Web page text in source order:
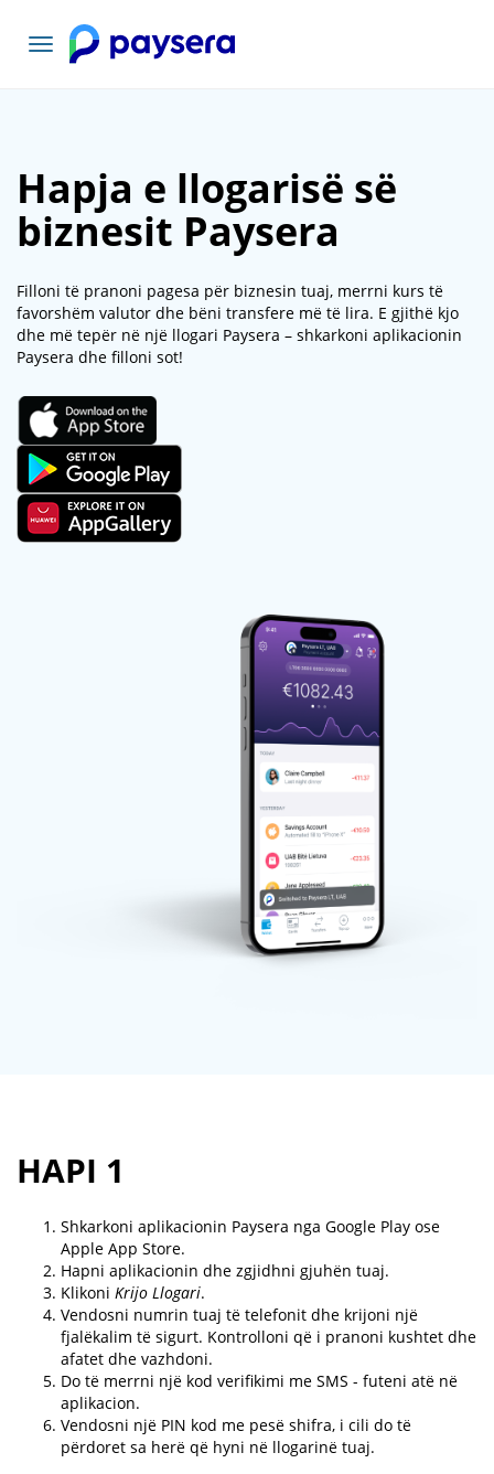
Navigacioni
toggle
Hapja e llogarisë së
biznesit Paysera
Filloni të pranoni pagesa për biznesin tuaj, merrni kurs të
favorshëm valutor dhe bëni transfere më të lira. E gjithë kjo
dhe më tepër në një llogari Paysera – shkarkoni aplikacionin
Paysera dhe filloni sot!
HAPI 1
Shkarkoni aplikacionin Paysera nga Google Play ose
Apple App Store.
Hapni aplikacionin dhe zgjidhni gjuhën tuaj.
Klikoni Krijo Llogari.
Vendosni numrin tuaj të telefonit dhe krijoni një
fjalëkalim të sigurt. Kontrolloni që i pranoni kushtet dhe
afatet dhe vazhdoni.
Do të merrni një kod verifikimi me SMS - futeni atë në
aplikacion.
Vendosni një PIN kod me pesë shifra, i cili do të
përdoret sa herë që hyni në llogarinë tuaj.